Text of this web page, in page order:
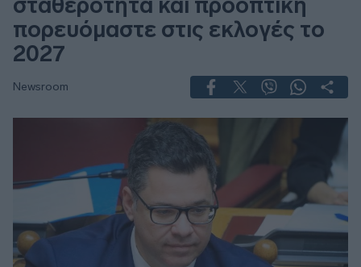
πορευόμαστε στις εκλογές το
2027
Newsroom